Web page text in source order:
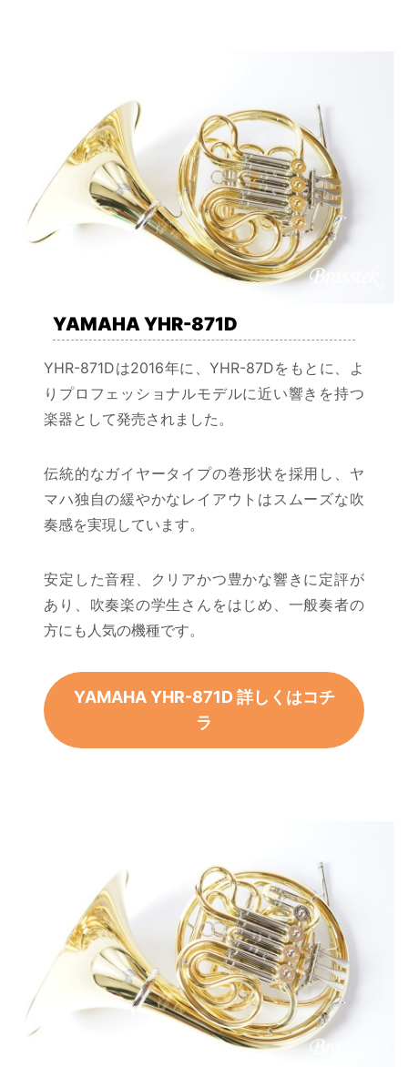
YAMAHA YHR-871D
YHR-871Dは2016年に、YHR-87Dをもとに、よ
りプロフェッショナルモデルに近い響きを持つ
楽器として発売されました。
伝統的なガイヤータイプの巻形状を採用し、ヤ
マハ独自の緩やかなレイアウトはスムーズな吹
奏感を実現しています。
安定した音程、クリアかつ豊かな響きに定評が
あり、吹奏楽の学生さんをはじめ、一般奏者の
方にも人気の機種です。
YAMAHA YHR-871D 詳しくはコチ
ラ